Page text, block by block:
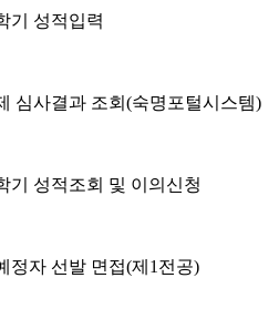
기 성적입력
심사결과 조회(숙명포털시스템)
기 성적조회 및 이의신청
정자 선발 면접(제1전공)